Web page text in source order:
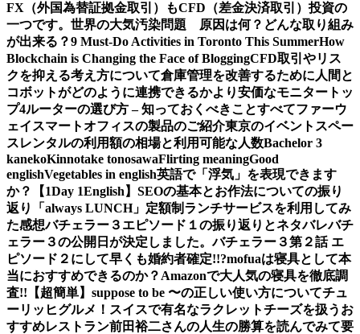
FX（外国為替証拠金取引）もCFD（差金決済取引）投資の
一つです。 世界の大気汚染問題 原因は何？どんな取り組み
が出来る？9 Must-Do Activities in Toronto This SummerHow
Blockchain is Changing the Face of BloggingCFD取引やリス
クを抑える考え方について倉庫管理を改善するために人間と
コボットがどのように連携できるかより安価なモニタートッ
プ4ルーターの選び方 – 知っておくべきことすべてファーウ
ェイスマートオフィスの製品のご紹介東京のイベントスペー
スレンタルの利用額の相場と利用可能な人数Bachelor 3
kanekoKinnotake tonosawaFlirting meaningGood
englishVegetables in english英語で「浮気」を表現できます
か？【1Day 1English】 SEOの基本とお作法についての振り
返り
「always LUNCH」定額制ランチサービスを利用してみ
た感想バチェラー３エピソード１の振り返りとネタバレバチ
ェラー３の公開日が決定しました。バチェラー３第２話 エ
ピソード２にして早くも婚約者確定!!?mofuaは寝具として本
当におすすめできるのか？Amazonで大人気の寝具を徹底調
査!! 【超簡単】suppose to be 〜の正しい使い方についてチュ
ーリッヒグルメ！スイスで有名なラクレットチーズを扱うお
すすめレストラン前田裕二さんの人生の勝算を読んでみて要